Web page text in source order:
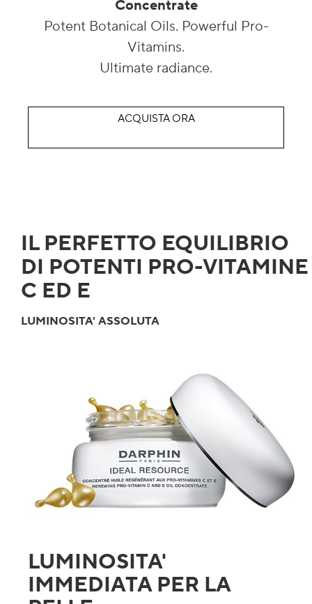
Macchie scure & pelle irregolare
Perdita di volume
Concentrate
Potent Botanical Oils. Powerful Pro-
Vitamins.
Ultimate radiance.
ACQUISTA ORA
IL PERFETTO EQUILIBRIO
DI POTENTI PRO-VITAMINE
C ED E
LUMINOSITA' ASSOLUTA
LUMINOSITA'
IMMEDIATA PER LA